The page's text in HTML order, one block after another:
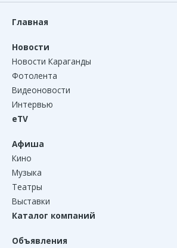
Главная
Новости
Новости Караганды
Фотолента
Видеоновости
Интервью
eTV
Афиша
Кино
Музыка
Театры
Выставки
Каталог компаний
Объявления